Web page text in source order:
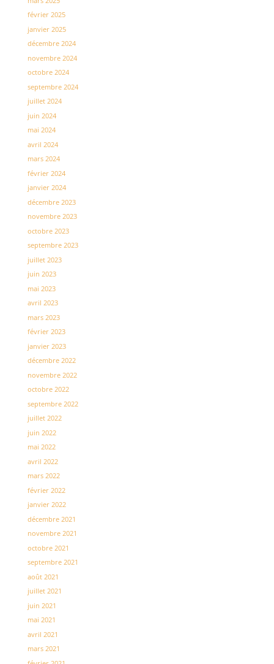
février 2025
janvier 2025
décembre 2024
novembre 2024
octobre 2024
septembre 2024
juillet 2024
juin 2024
mai 2024
avril 2024
mars 2024
février 2024
janvier 2024
décembre 2023
novembre 2023
octobre 2023
septembre 2023
juillet 2023
juin 2023
mai 2023
avril 2023
mars 2023
février 2023
janvier 2023
décembre 2022
novembre 2022
octobre 2022
septembre 2022
juillet 2022
juin 2022
mai 2022
avril 2022
mars 2022
février 2022
janvier 2022
décembre 2021
novembre 2021
octobre 2021
septembre 2021
août 2021
juillet 2021
juin 2021
mai 2021
avril 2021
mars 2021